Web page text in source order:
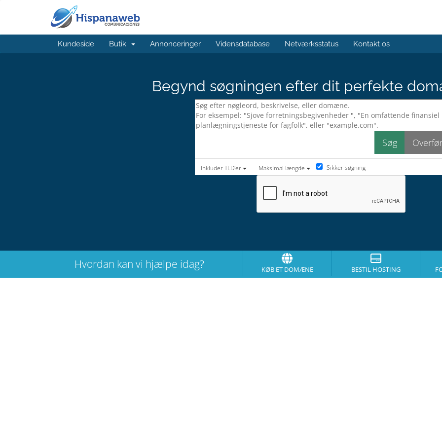
Kundeside Butik Annonceringer Vidensdatabase Netværksstatus Kontakt os
Begynd søgningen efter dit perfekte
Inkluder TLD'er Maksimal længde Sikker søgning
Hvordan kan vi hjælpe idag? KØB ET DOMÆNE BESTIL HOSTING